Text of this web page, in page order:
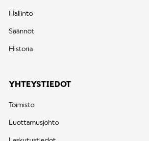
Hallinto
Säännöt
Historia
YHTEYSTIEDOT
Toimisto
Luottamusjohto